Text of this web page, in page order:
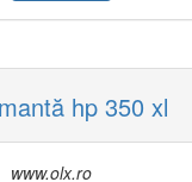
hp 350 xl
www.olx.ro